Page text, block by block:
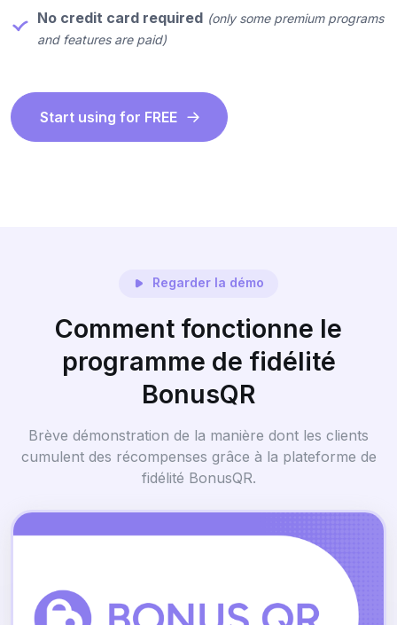
No credit card required (only some premium programs
and features are paid)
Start using for FREE
Regarder la démo
Comment fonctionne le
programme de fidélité
BonusQR
Brève démonstration de la manière dont les clients
cumulent des récompenses grâce à la plateforme de
fidélité BonusQR.